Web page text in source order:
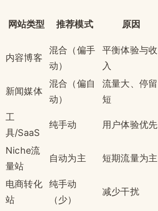
网站类型 推荐模式 原因
内容博客
混合（偏手
动）
平衡体验与收
入
新闻媒体
混合（偏自
动）
流量大、停留
短
工
具/SaaS
纯手动 用户体验优先
Niche流
量站
自动为主 短期流量为主
电商转化
站
纯手动
（少）
减少干扰